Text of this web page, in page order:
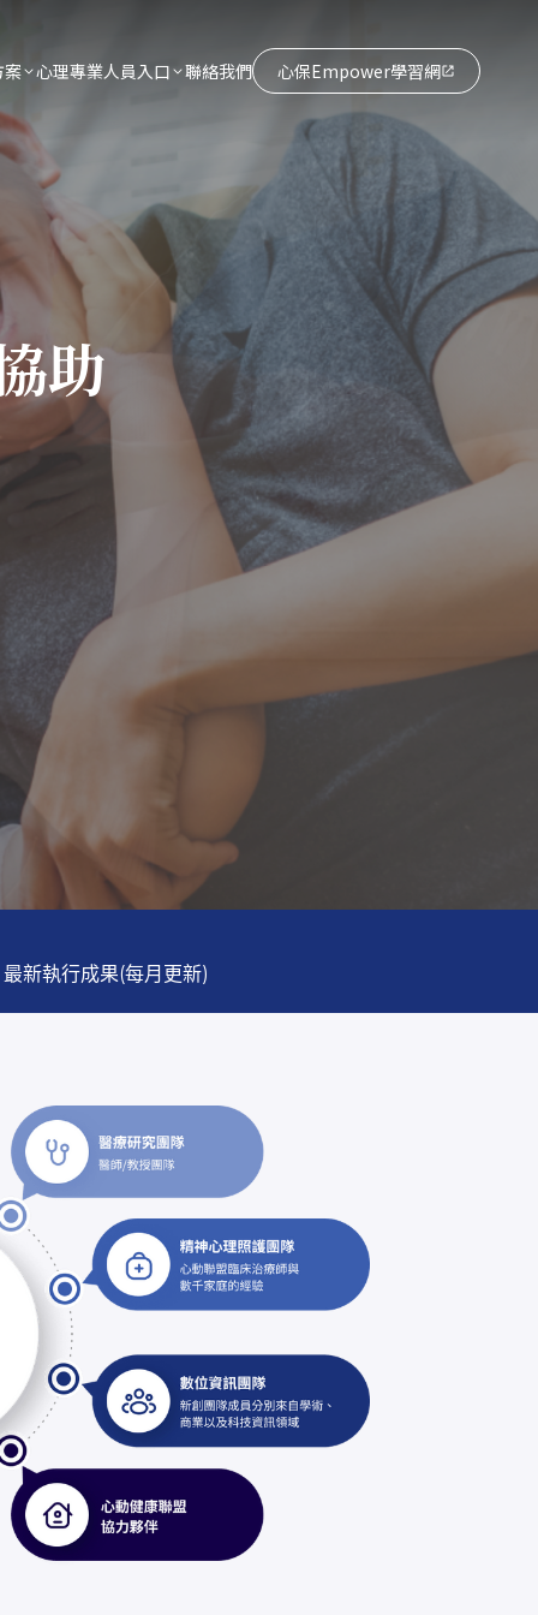
案 心理專業人員入口 聯絡我們 心保Empower學習網
助
新執行成果(每月更新)